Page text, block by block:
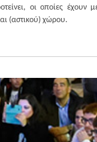
οι οποίες έχουν
(αστικού) χώρου.